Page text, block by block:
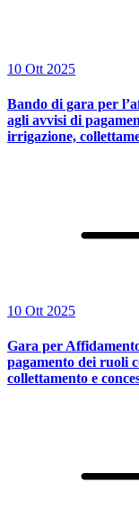
10 Ott 2025
Bando di gara per
agli avvisi di
irrigazione,
10 Ott 2025
Gara per
pagamento dei ruoli
collettamento e